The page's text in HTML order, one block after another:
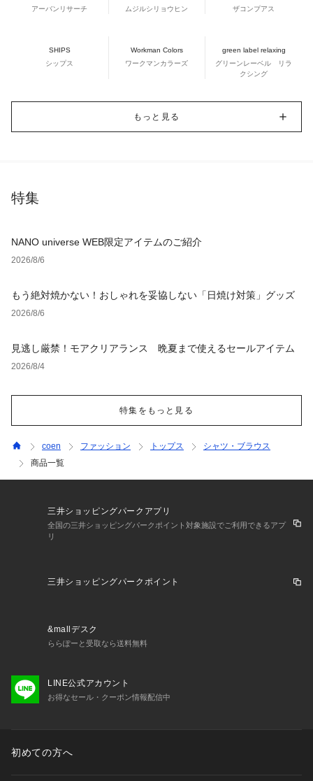
アーバンリサーチ
ムジルシリョウヒン
ザコンプアス
SHIPS
シップス
Workman Colors
ワークマンカラーズ
green label relaxing
グリーンレーベル リラ
クシング
もっと見る
特集
NANO universe WEB限定アイテムのご紹介
2026/8/6
もう絶対焼かない！おしゃれを妥協しない「日焼け対策」グッズ
2026/8/6
見逃し厳禁！モアクリアランス 晩夏まで使えるセールアイテム
2026/8/4
特集をもっと見る
coen ファッション トップス
シャツ・ブラウス
商品一覧
三井ショッピングパークアプリ
全国の三井ショッピングパークポイント対象施設でご利用できるアプ
リ
三井ショッピングパークポイント
&mallデスク
ららぽーと受取なら送料無料
LINE公式アカウント
お得なセール・クーポン情報配信中
初めての方へ